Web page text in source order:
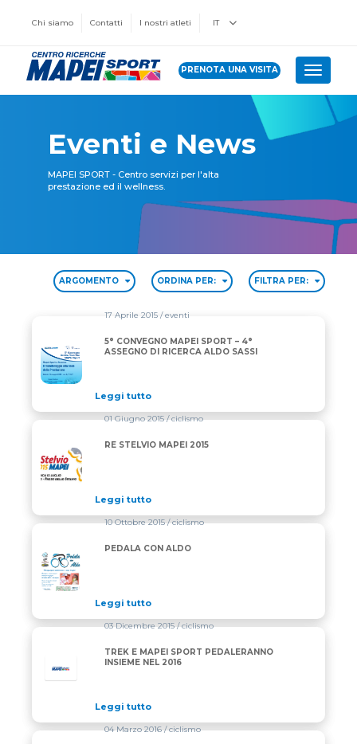
Chi siamo Contatti I nostri atleti IT
PRENOTA UNA VISITA Toggle
Eventi e News
MAPEI SPORT - Centro servizi per l'alta
prestazione ed il wellness.
ARGOMENTO ORDINA PER: FILTRA PER:
5° CONVEGNO MAPEI SPORT – 4° ASSEGNO DI
17 Aprile 2015/ eventi
5° CONVEGNO MAPEI SPORT – 4°
ASSEGNO DI RICERCA ALDO SASSI
Leggi tutto
RE STELVIO MAPEI 2015
01 Giugno 2015/ ciclismo
RE STELVIO MAPEI 2015
Leggi tutto
PEDALA CON ALDO
10 Ottobre 2015/ ciclismo
PEDALA CON ALDO
Leggi tutto
03 Dicembre 2015/ ciclismo
TREK E MAPEI SPORT PEDALERANNO
INSIEME NEL 2016
Leggi tutto
04 Marzo 2016/ ciclismo